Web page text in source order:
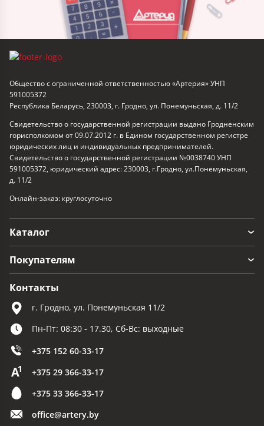
Общество с ограниченной ответственностью «Артерия» УНП
591005372
Республика Беларусь, 230003, г. Гродно, ул. Понемуньская, д. 11/2
Свидетельство о государственной регистрации выдано Гродненским
горисполкомом от 09.07.2012 г. в Едином государственном регистре
юридических лиц и индивидуальных предпринимателей.
Свидетельство о государственной регистрации №0038740 УНП
591005372, юридический адрес: 230003, г.Гродно, ул.Понемуньская,
д. 11/2
Онлайн-заказ: круглосуточно
Каталог
Покупателям
Контакты
г. Гродно, ул. Понемуньская 11/2
Пн-Пт: 08:30 - 17.30, Сб-Вс: выходные
+375 152 60-33-17
+375 29 366-33-17
+375 33 366-33-17
office@artery.by